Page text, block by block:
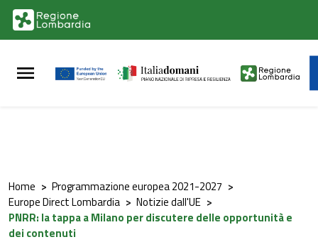
Vai al contenuto principale
Vai al footer
Home > Programmazione europea 2021-2027 >
Europe Direct Lombardia > Notizie dall'UE >
PNRR: la tappa a Milano per discutere delle opportunità e
dei contenuti